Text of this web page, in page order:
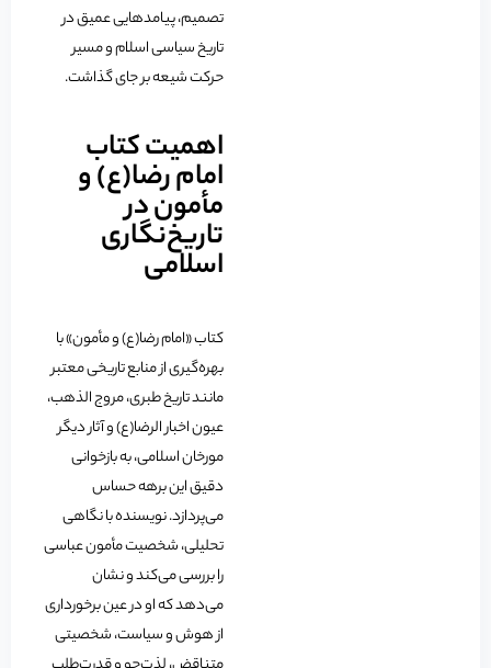
تصمیم، پیامدهایی عمیق در
تاریخ سیاسی اسلام و مسیر
حرکت شیعه بر جای گذاشت.
اهمیت کتاب
امام رضا(ع) و
مأمون در
تاریخ‌نگاری
اسلامی
کتاب «امام رضا(ع) و مأمون» با
بهره‌گیری از منابع تاریخی معتبر
مانند تاریخ طبری، مروج الذهب،
عیون اخبار الرضا(ع) و آثار دیگر
مورخان اسلامی، به بازخوانی
دقیق این برهه حساس
می‌پردازد. نویسنده با نگاهی
تحلیلی، شخصیت مأمون عباسی
را بررسی می‌کند و نشان
می‌دهد که او در عین برخورداری
از هوش و سیاست، شخصیتی